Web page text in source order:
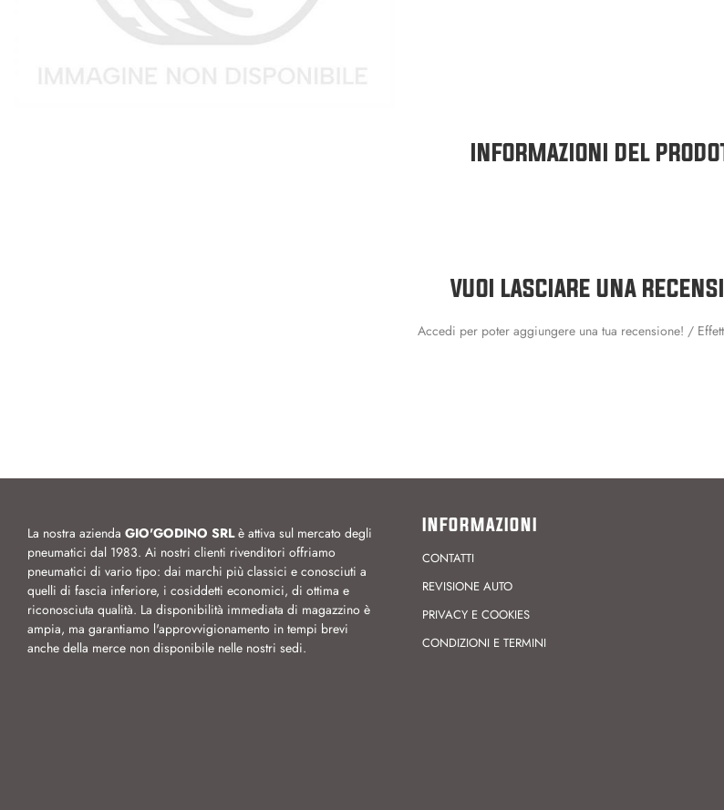
INFORMAZIONI DEL
VUOI LASCIARE UNA
Accedi per poter aggiungere una tua recensione! /
La nostra azienda GIO'GODINO SRLè attiva sul mercato degli
pneumatici dal 1983. Ai nostri clienti rivenditori offriamo
pneumatici di vario tipo: dai marchi più classici e conosciuti a
quelli di fascia inferiore, i cosiddetti economici, di ottima e
riconosciuta qualità. La disponibilità immediata di magazzino è
ampia, ma garantiamo l'approvvigionamento in tempi brevi
anche della merce non disponibile nelle nostri sedi.
INFORMAZIONI
CONTATTI
REVISIONE AUTO
PRIVACY E COOKIES
CONDIZIONI E TERMINI